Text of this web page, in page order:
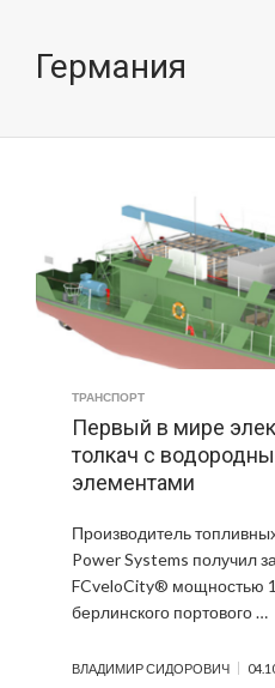
Германия
ТРАНСПОРТ
Первый в мире
толкач с
элементами
Производитель
Power Systems получил
FCveloCity® мощностью
берлинского портового …
ВЛАДИМИР СИДОРОВИЧ